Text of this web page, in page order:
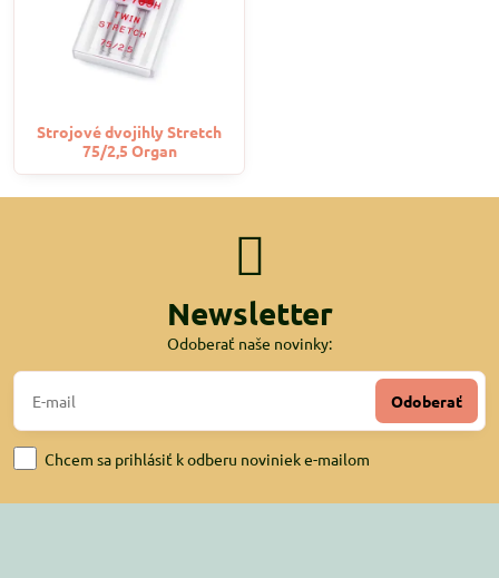
Strojové dvojihly Stretch
75/2,5 Organ
Newsletter
Odoberať naše novinky:
Odoberať
Chcem sa prihlásiť k odberu noviniek e-mailom